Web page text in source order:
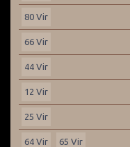
80 Vir
66 Vir
44 Vir
12 Vir
25 Vir
64 Vir 65 Vir